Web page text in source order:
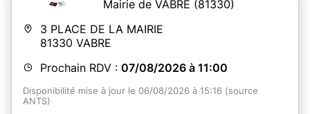
Mairie de VABRE (81330)
3 PLACE DE LA MAIRIE
81330 VABRE
Prochain RDV : 07/08/2026 à 11:00
Disponibilité mise à jour le 06/08/2026 à 15:16 (source
ANTS)